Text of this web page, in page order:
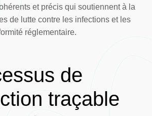
et précis qui soutiennent à la
de lutte contre les infections et les
réglementaire.
de
traçable